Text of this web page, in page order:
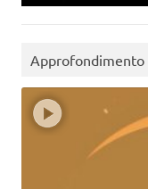
Approfondimento